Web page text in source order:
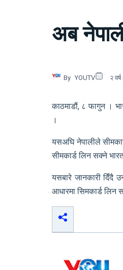
अब
By YOUTV २
काठमाडौं, ८ फागुन ।
।
यसअघि नेपालीले
सीमकार्ड लिन सक्ने
यसबारे जानकारी दिँदै
आधारमा सिमकार्ड लिन